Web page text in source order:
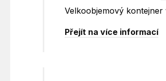
Velkoobjemový
Přejít na více informací